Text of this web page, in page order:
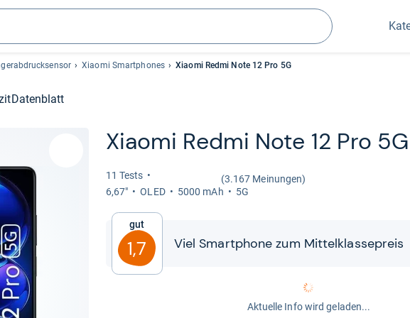
Suchen
Xiaomi Smartphones Xiaomi Redmi Note 12 Pro 5G
Datenblatt
Xiaomi Redmi Note 12 Pro
11 Tests
(3.167 Meinungen)
6,67"
OLED 5000 mAh 5G
Gut
1,7 Viel Smart­phone zum Mit­tel­klas­se­preis
Aktuelle Info wird geladen...